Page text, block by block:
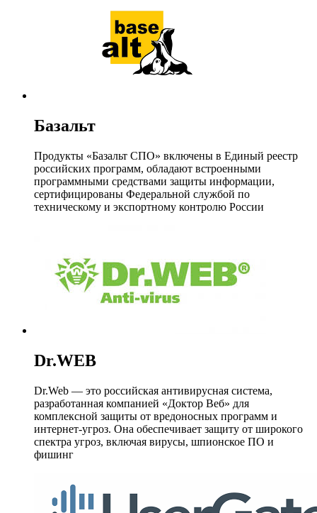
Базальт
Продукты «Базальт СПО» включены в Единый реестр
российских программ, обладают встроенными
программными средствами защиты информации,
сертифицированы Федеральной службой по
техническому и экспортному контролю России
Dr.WEB
Dr.Web — это российская антивирусная система,
разработанная компанией «Доктор Веб» для
комплексной защиты от вредоносных программ и
интернет-угроз. Она обеспечивает защиту от широкого
спектра угроз, включая вирусы, шпионское ПО и
фишинг